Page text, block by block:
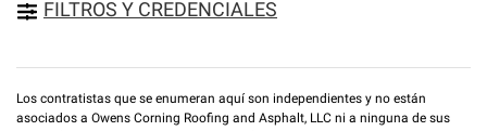
FILTROS Y CREDENCIALES
Los contratistas que se enumeran aquí son independientes y no están
asociados a Owens Corning Roofing and Asphalt, LLC ni a ninguna de sus